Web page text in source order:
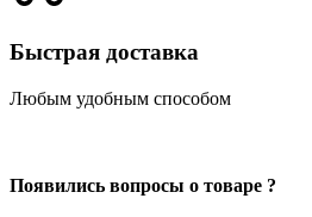
Быстрая доставка
Любым удобным способом
Появились вопросы о товаре ?